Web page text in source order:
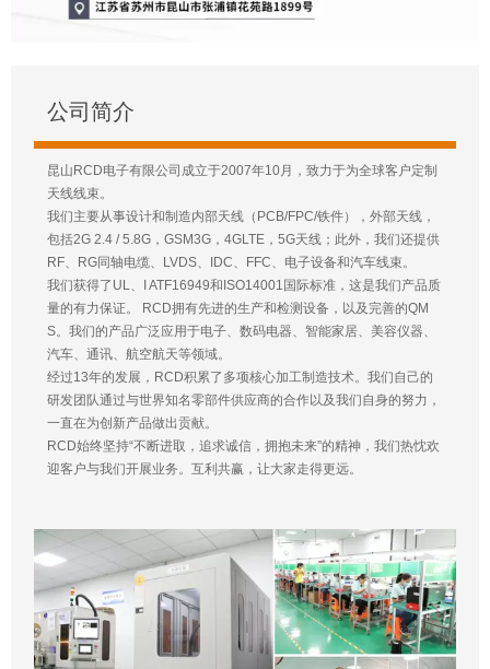
公司简介
昆山RCD电子有限公司成立于2007年10月，致力于为全球客户定制
天线线束。
我们主要从事设计和制造内部天线（PCB/FPC/铁件），外部天线，
包括2G 2.4 / 5.8G，GSM3G，4GLTE，5G天线；此外，我们还提供
RF、RG同轴电缆、LVDS、IDC、FFC、电子设备和汽车线束。
我们获得了UL、I ATF16949和ISO14001国际标准，这是我们产品质
量的有力保证。 RCD拥有先进的生产和检测设备，以及完善的QM
S。我们的产品广泛应用于电子、数码电器、智能家居、美容仪器、
汽车、通讯、航空航天等领域。
经过13年的发展，RCD积累了多项核心加工制造技术。我们自己的
研发团队通过与世界知名零部件供应商的合作以及我们自身的努力，
一直在为创新产品做出贡献。
RCD始终坚持“不断进取，追求诚信，拥抱未来”的精神，我们热忱欢
迎客户与我们开展业务。互利共赢，让大家走得更远。